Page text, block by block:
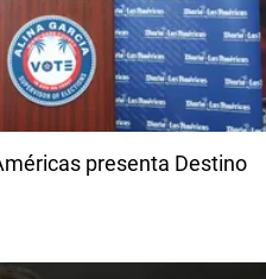
presenta Destino